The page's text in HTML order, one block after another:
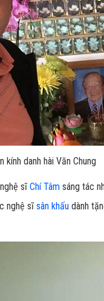
danh hài Văn Chung
sĩChí Tâm sáng tác
nghệ sĩsân khấu dành